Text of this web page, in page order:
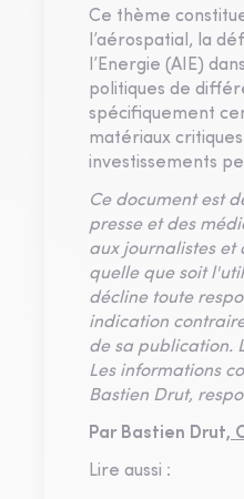
Ce thème
l’aérospatial, la
l’Energie (AIE)
politiques de
spécifiquement
matériaux
investissements
Ce document est
presse et des
aux journalistes et
quelle que soit
décline toute
indication
de sa publication.
Les informations
Bastien Drut,
Par Bastien Drut,
Lire aussi :